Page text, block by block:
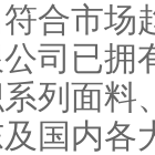
合市场
公司已拥
列面料
国内各